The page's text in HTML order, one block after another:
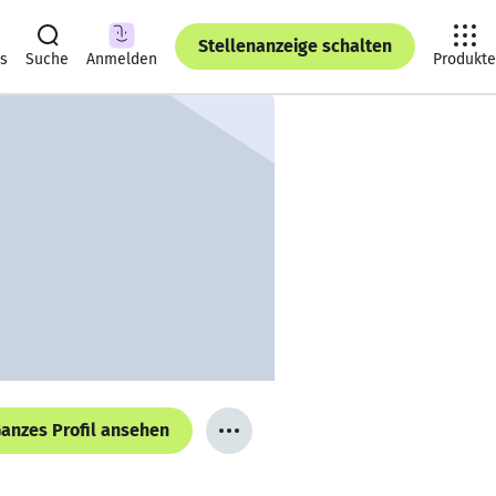
Suche Anmelden
Stellenanzeige schalten
Produkte
Profil ansehen